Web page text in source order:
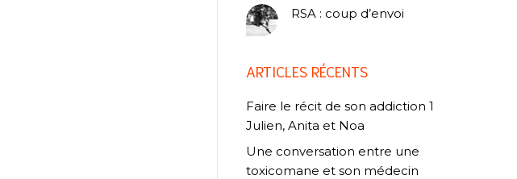
RSA : coup d’envoi
ARTICLES RÉCENTS
Faire le récit de son addiction 1
Julien, Anita et Noa
Une conversation entre une
toxicomane et son médecin